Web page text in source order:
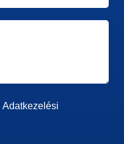
Adatkezelési